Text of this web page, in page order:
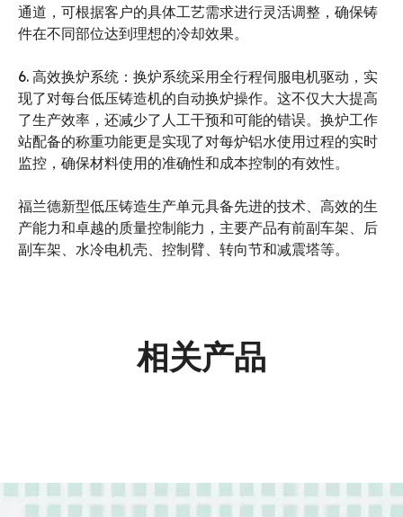
通道，可根据客户的具体工艺需求进行灵活调整，确保铸
件在不同部位达到理想的冷却效果。
6. 高效换炉系统：换炉系统采用全行程伺服电机驱动，实
现了对每台低压铸造机的自动换炉操作。这不仅大大提高
了生产效率，还减少了人工干预和可能的错误。换炉工作
站配备的称重功能更是实现了对每炉铝水使用过程的实时
监控，确保材料使用的准确性和成本控制的有效性。
福兰德新型低压铸造生产单元具备先进的技术、高效的生
产能力和卓越的质量控制能力，主要产品有前副车架、后
副车架、水冷电机壳、控制臂、转向节和减震塔等。
相关产品